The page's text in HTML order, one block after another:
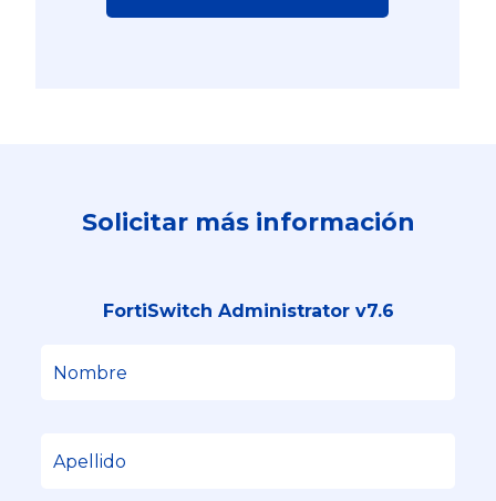
Solicitar más información
FortiSwitch Administrator v7.6